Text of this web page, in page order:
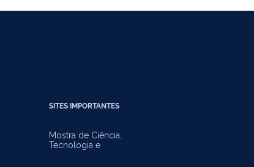
SITES IMPORTANTES
Mostra de Ciência,
Tecnologia e